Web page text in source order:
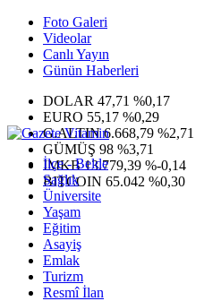
Foto Galeri
Videolar
Canlı Yayın
Günün Haberleri
DOLAR 47,71 %0,17
EURO 55,17 %0,29
G.ALTIN6.668,79 %2,71
GÜMÜŞ 98 %3,71
IMKB13.779,39 %-0,14
BITCOIN 65.042 %0,30
İlçe - Belde
Sağlık
Üniversite
Yaşam
Eğitim
Asayiş
Emlak
Turizm
Resmî İlan